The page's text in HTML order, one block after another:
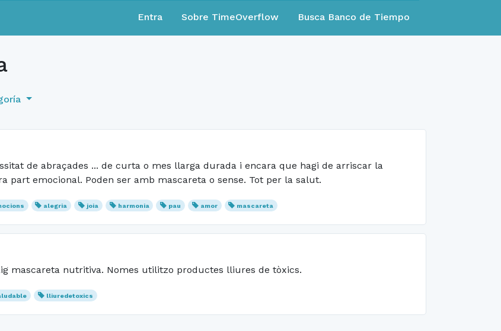
Entra Sobre TimeOverflow Busca Banco de Tiempo
de abraçades ... de curta o mes llarga durada i encara que hagi de arriscar la
part emocional. Poden ser amb mascareta o sense. Tot per la salut.
alegria joia harmonia pau amor mascareta
mascareta nutritiva. Nomes utilitzo productes lliures de tòxics.
lliuredetoxics